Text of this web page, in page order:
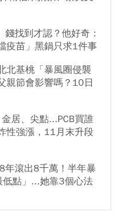
找到才認？他好奇：
疫苗」黑鍋只求1件事
北基桃「暴風圈侵襲
親節會影響嗎？10日
居、尖點...PCB買誰
性強漲，11月末升段
年滾出8千萬！半年暴
點」...她靠3個心法